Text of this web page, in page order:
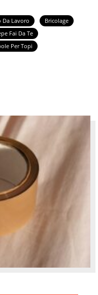
Da Lavoro
Bricolage
Fai Da Te
Per Topi